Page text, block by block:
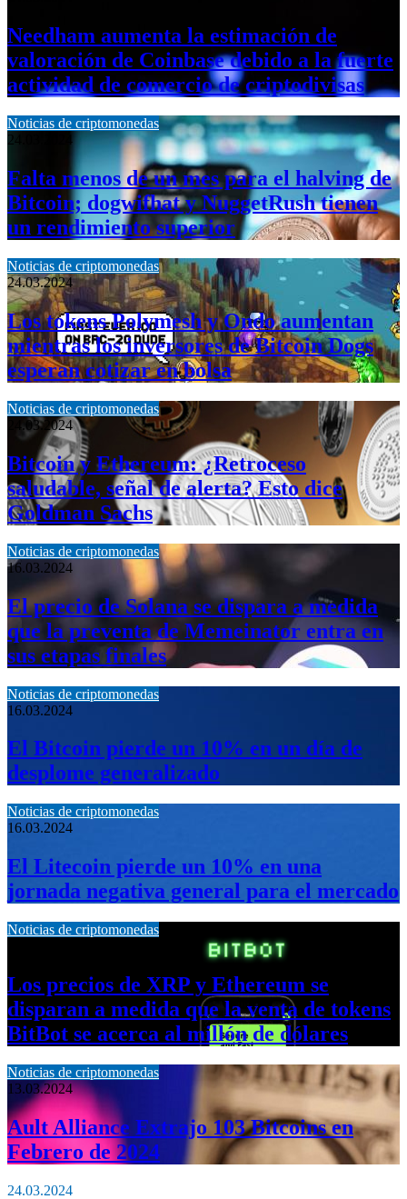
Needham aumenta la estimación de
valoración de Coinbase debido a la fuerte
actividad de comercio de criptodivisas
Noticias de criptomonedas
24.03.2024
Falta menos de un mes para el halving de
Bitcoin; dogwifhat y NuggetRush tienen
un rendimiento superior
Noticias de criptomonedas
24.03.2024
Los tokens Polymesh y Ondo aumentan
mientras los inversores de Bitcoin Dogs
esperan cotizar en bolsa
Noticias de criptomonedas
24.03.2024
Bitcoin y Ethereum: ¿Retroceso
saludable, señal de alerta? Esto dice
Goldman Sachs
Noticias de criptomonedas
16.03.2024
El precio de Solana se dispara a medida
que la preventa de Memeinator entra en
sus etapas finales
Noticias de criptomonedas
16.03.2024
El Bitcoin pierde un 10% en un día de
desplome generalizado
Noticias de criptomonedas
16.03.2024
El Litecoin pierde un 10% en una
jornada negativa general para el mercado
Noticias de criptomonedas
Los precios de XRP y Ethereum se
disparan a medida que la venta de tokens
BitBot se acerca al millón de dólares
Noticias de criptomonedas
13.03.2024
Ault Alliance Extrajo 103 Bitcoins en
Febrero de 2024
24.03.2024